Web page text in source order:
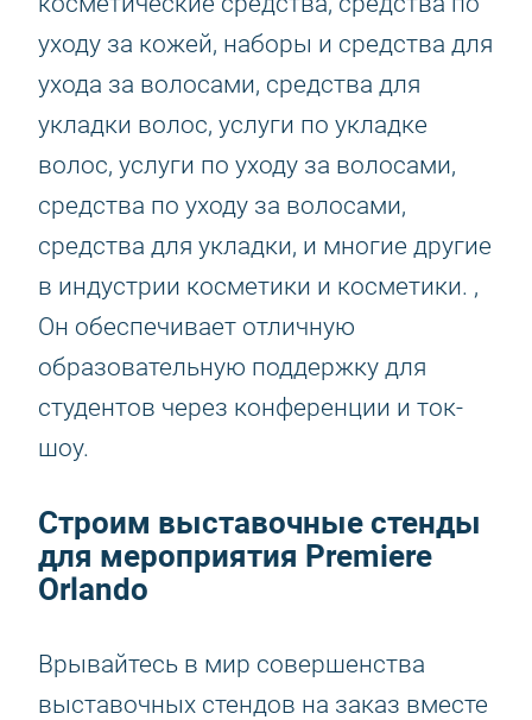
уходу за кожей, наборы и средства для
ухода за волосами, средства для
укладки волос, услуги по укладке
волос, услуги по уходу за волосами,
средства по уходу за волосами,
средства для укладки, и многие другие
в индустрии косметики и косметики. ,
Он обеспечивает отличную
образовательную поддержку для
студентов через конференции и ток-
шоу.
Строим выставочные стенды
для мероприятия Premiere
Orlando
Врывайтесь в мир совершенства
выставочных стендов на заказ вместе